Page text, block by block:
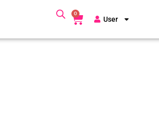
0
User